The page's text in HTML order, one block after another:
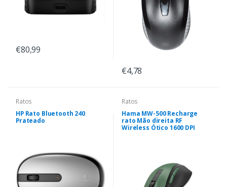
€80,99
€4,78
Ratos
HP Rato Bluetooth 240
Prateado
Ratos
Hama MW-500 Recharge
rato Mão direita RF
Wireless Ótico 1600 DPI